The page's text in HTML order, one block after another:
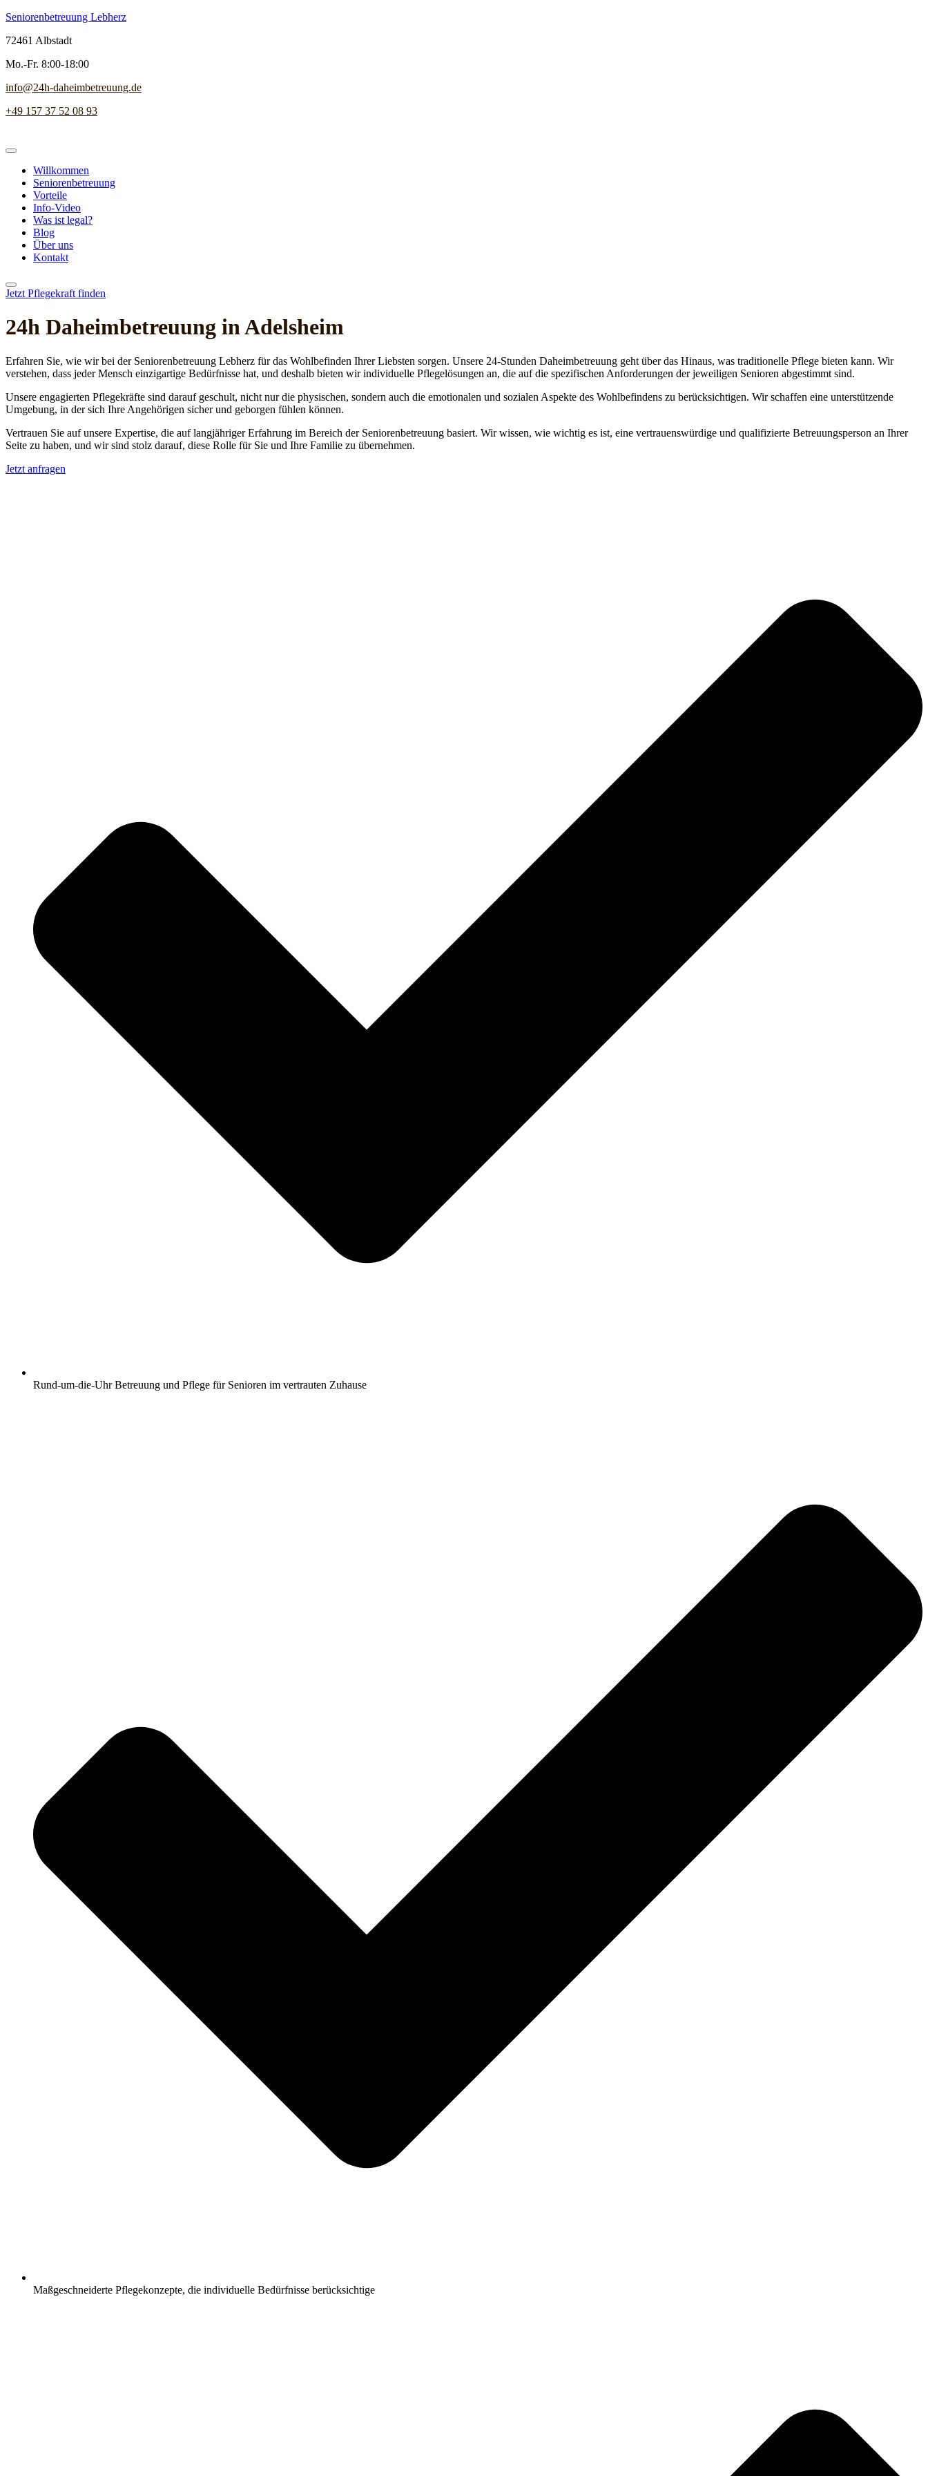
Seniorenbetreuung Lebherz
72461 Albstadt
Mo.-Fr. 8:00-18:00
info@24h-daheimbetreuung.de
+49 157 37 52 08 93
Willkommen
Seniorenbetreuung
Vorteile
Info-Video
Was ist legal?
Blog
Über uns
Kontakt
Jetzt Pflegekraft finden
24h Daheim­betreuung in Adelsheim
Erfahren Sie, wie wir bei der Seniorenbetreuung Lebherz für das Wohlbefinden Ihrer Liebsten sorgen. Unsere 24-Stunden Daheimbetreuung geht über das Hinaus, was traditionelle Pflege bieten kann. Wir
verstehen, dass jeder Mensch einzigartige Bedürfnisse hat, und deshalb bieten wir individuelle Pflegelösungen an, die auf die spezifischen Anforderungen der jeweiligen Senioren abgestimmt sind.
Unsere engagierten Pflegekräfte sind darauf geschult, nicht nur die physischen, sondern auch die emotionalen und sozialen Aspekte des Wohlbefindens zu berücksichtigen. Wir schaffen eine unterstützende
Umgebung, in der sich Ihre Angehörigen sicher und geborgen fühlen können.
Vertrauen Sie auf unsere Expertise, die auf langjähriger Erfahrung im Bereich der Seniorenbetreuung basiert. Wir wissen, wie wichtig es ist, eine vertrauenswürdige und qualifizierte Betreuungsperson an Ihrer
Seite zu haben, und wir sind stolz darauf, diese Rolle für Sie und Ihre Familie zu übernehmen.
Jetzt anfragen
Rund-um-die-Uhr Betreuung und Pflege für Senioren im vertrauten Zuhause
Maßgeschneiderte Pflegekonzepte, die individuelle Bedürfnisse berücksichtige